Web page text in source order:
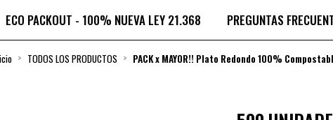
ECO PACKOUT - 100% NUEVA LEY 21.368 PREGUNTAS
TODOS LOS PRODUCTOS PACK x MAYOR!! Plato Redondo 100%